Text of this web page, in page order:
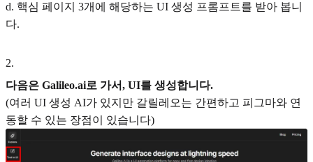
d. 핵심 페이지 3개에 해당하는 UI 생성 프롬프트를 받아 봅니
다.
2.
다음은 Galileo.ai로 가서, UI를 생성합니다.
(여러 UI 생성 AI가 있지만 갈릴레오는 간편하고 피그마와 연
동할 수 있는 장점이 있습니다)